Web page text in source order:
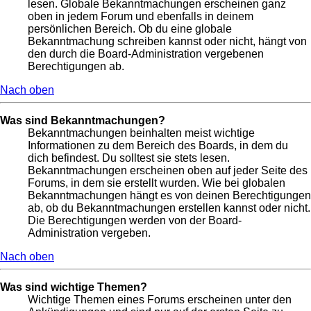
lesen. Globale Bekanntmachungen erscheinen ganz
oben in jedem Forum und ebenfalls in deinem
persönlichen Bereich. Ob du eine globale
Bekanntmachung schreiben kannst oder nicht, hängt von
den durch die Board-Administration vergebenen
Berechtigungen ab.
Nach oben
Was sind Bekanntmachungen?
Bekanntmachungen beinhalten meist wichtige
Informationen zu dem Bereich des Boards, in dem du
dich befindest. Du solltest sie stets lesen.
Bekanntmachungen erscheinen oben auf jeder Seite des
Forums, in dem sie erstellt wurden. Wie bei globalen
Bekanntmachungen hängt es von deinen Berechtigungen
ab, ob du Bekanntmachungen erstellen kannst oder nicht.
Die Berechtigungen werden von der Board-
Administration vergeben.
Nach oben
Was sind wichtige Themen?
Wichtige Themen eines Forums erscheinen unter den